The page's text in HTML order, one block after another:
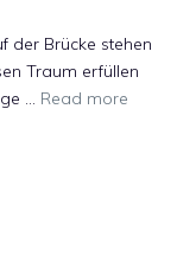
der Brücke stehen
Traum erfüllen
… Read more